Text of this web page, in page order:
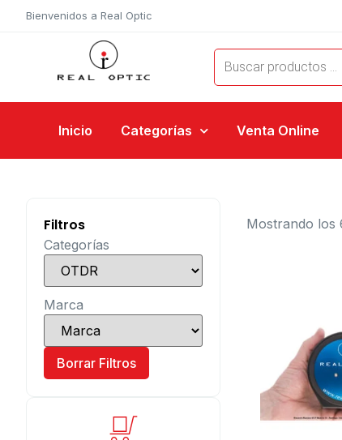
Bienvenidos a Real Optic
Inicio Categorías Venta Online
Filtros
Categorías
Marca
Borrar Filtros
Mostrando los